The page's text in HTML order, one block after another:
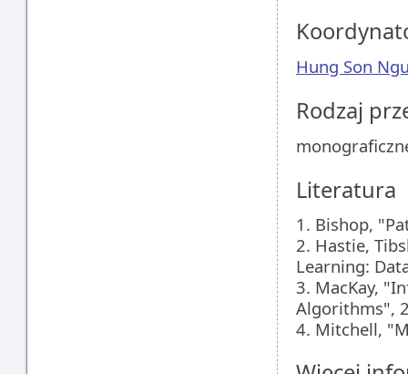
Hung Son
Rodzaj
Literatura
1. Bishop,
2. Hastie,
Learning:
3. MacKay,
Algorithms",
4. Mitchell,